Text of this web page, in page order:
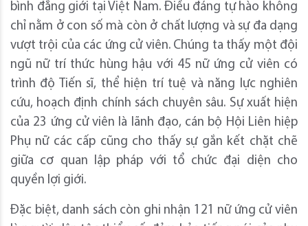
bình đẳng giới tại Việt Nam. Điều đáng tự hào không
chỉ nằm ở con số mà còn ở chất lượng và sự đa dạng
vượt trội của các ứng cử viên. Chúng ta thấy một đội
ngũ nữ trí thức hùng hậu với 45 nữ ứng cử viên có
trình độ Tiến sĩ, thể hiện trí tuệ và năng lực nghiên
cứu, hoạch định chính sách chuyên sâu. Sự xuất hiện
của 23 ứng cử viên là lãnh đạo, cán bộ Hội Liên hiệp
Phụ nữ các cấp cũng cho thấy sự gắn kết chặt chẽ
giữa cơ quan lập pháp với tổ chức đại diện cho
quyền lợi giới.
Đặc biệt, danh sách còn ghi nhận 121 nữ ứng cử viên